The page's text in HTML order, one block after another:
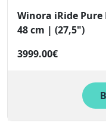
Winora iRide
48 cm | (27,5")
3999.00€